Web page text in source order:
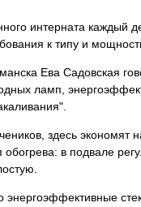
интерната каждый
к типу и
Ева Садовская
ламп,
здесь экономят
в подвале
энергоэффективные